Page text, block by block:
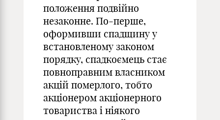
положення подвійно
незаконне. По-перше,
оформивши спадщину у
встановленому законом
порядку, спадкоємець стає
повноправним власником
акцій померлого, тобто
акціонером акціонерного
товариства і ніякого